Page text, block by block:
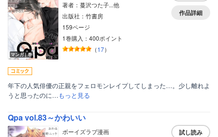
マンガ｜巻
著者：蔓沢つた子...他
出版社：竹書房
159ページ
1巻購入：400ポイント
（17）
作品詳細
年下の人気俳優の正親をフェロモンレイプしてしまった…。少し離れよ
うと思ったのに…もっと見る
Qpa vol.83～かわいい
ボーイズラブ漫画
試し読み